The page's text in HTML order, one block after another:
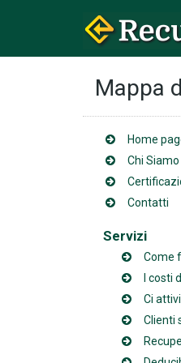
Mappa
Home
Chi Siamo
Contatti
Servizi
Come
I costi
Ci
Clienti